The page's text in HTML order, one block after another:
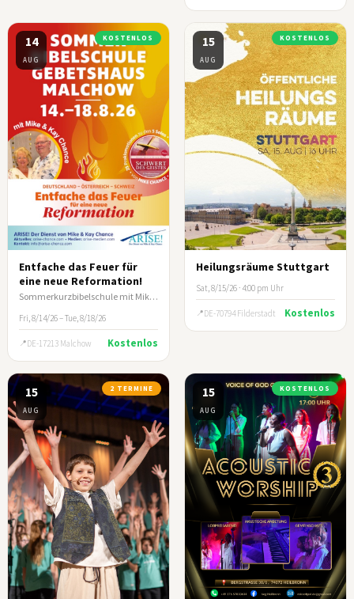
14
AUG
KOSTENLOS
Entfache das Feuer für
eine neue Reformation!
Sommerkurzbibelschule mit Mike & Kay Chance
Fri, 8/14/26 – Tue, 8/18/26
DE-17213 Malchow Kostenlos
15
AUG
KOSTENLOS
Heilungsräume Stuttgart
Sat, 8/15/26 · 4:00 pm Uhr
DE-70794 Filderstadt Kostenlos
15
AUG
2 TERMINE 15
AUG
KOSTENLOS